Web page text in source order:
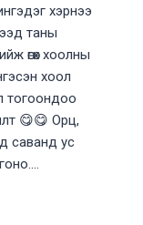
хэрнээ
таны
өгөх хоолны
хоол
тогоондоо
😋😋 Орц,
саванд ус